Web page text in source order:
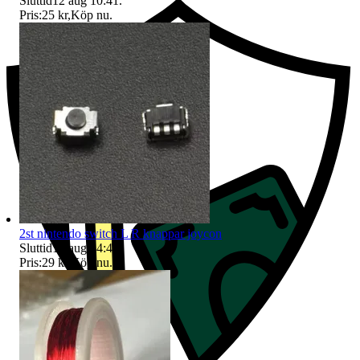
Pris:25 kr,Köp nu.
2st nintendo switch L R knappar joycon
Sluttid14 aug 14:46
Pris:29 kr Köp nu.